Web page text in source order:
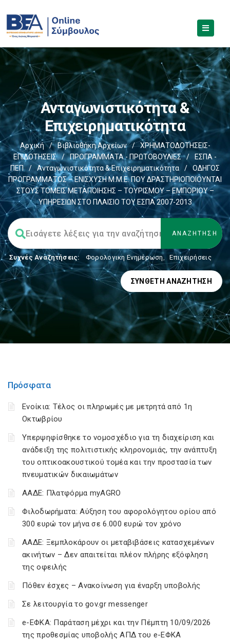
Ανταγωνιστικότητα &
Επιχειρηματικότητα
Αρχική / Βιβλιοθήκη Αρχείων /
ΧΡΗΜΑΤΟΔΟΤΗΣΕΙΣ-
ΕΠΙΔΟΤΗΣΕΙΣ
/ ΠΡΟΓΡΑΜΜΑΤΑ - ΠΡΩΤΟΒΟΥΛΙΕΣ /
ΕΣΠΑ -
ΠΕΠ
/ Ανταγωνιστικότητα & Επιχειρηματικότητα /
ΟΔΗΓΟΣ
ΠΡΟΓΡΑΜΜΑΤΟΣ – ΕΝΙΣΧΥΣΗ Μ.Μ.Ε. ΠΟΥ ΔΡΑΣΤΗΡΙΟΠΟΙΟΥΝΤΑΙ
ΣΤΟΥΣ ΤΟΜΕΙΣ ΜΕΤΑΠΟΙΗΣΗΣ – ΤΟΥΡΙΣΜΟΥ – ΕΜΠΟΡΙΟΥ –
ΥΠΗΡΕΣΙΩΝ ΣΤΟ ΠΛΑΙΣΙΟ ΤΟΥ ΕΣΠΑ 2007-2013
Συχνές Αναζητήσεις: Φορολογικη Ενημέρωση, Επιχειρήσεις
ΣΎΝΘΕΤΗ ΑΝΑΖΉΤΗΣΗ
Πρόσφατα
Ενοίκια: Τέλος οι πληρωμές με μετρητά από 1η
Οκτωβρίου
Υπερψηφίσθηκε το νομοσχέδιο για τη διαχείριση και
ανάδειξη της πολιτιστικής κληρονομιάς, την ανάπτυξη
του οπτικοακουστικού τομέα και την προστασία των
πνευματικών δικαιωμάτων
ΑΑΔΕ: Πλατφόρμα myAGRO
Φιλοδωρήματα: Αύξηση του αφορολόγητου ορίου από
300 ευρώ τον μήνα σε 6.000 ευρώ τον χρόνο
ΑΑΔΕ: Ξεμπλοκάρουν οι μεταβιβάσεις κατασχεμένων
ακινήτων – Δεν απαιτείται πλέον πλήρης εξόφληση
της οφειλής
Πόθεν έσχες – Ανακοίνωση για έναρξη υποβολής
Σε λειτουργία το gov.gr messenger
e-ΕΦΚΑ: Παράταση μέχρι και την Πέμπτη 10/09/2026
της προθεσμίας υποβολής ΑΠΔ του e-ΕΦΚΑ